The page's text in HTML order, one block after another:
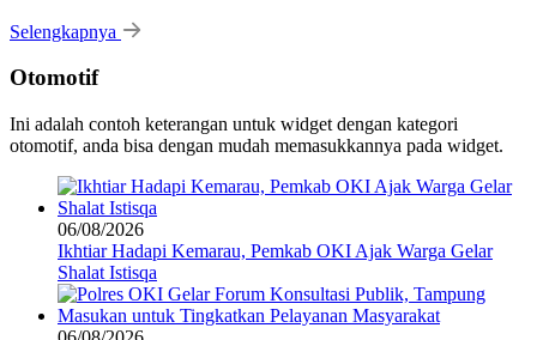
Selengkapnya
Otomotif
Ini adalah contoh keterangan untuk widget dengan kategori
otomotif, anda bisa dengan mudah memasukkannya pada widget.
06/08/2026
Ikhtiar Hadapi Kemarau, Pemkab OKI Ajak Warga Gelar
Shalat Istisqa